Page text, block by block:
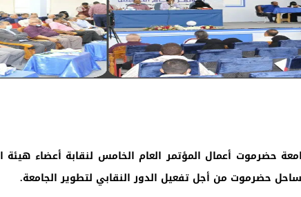
حضرموت أعمال المؤتمر العام الخامس لنقابة أعضاء
حضرموت من أجل تفعيل الدور النقابي لتطوير الجامعة.